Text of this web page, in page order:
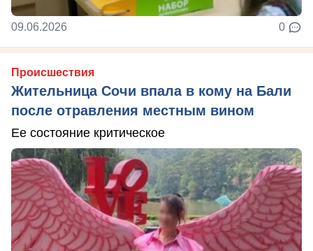
09.06.2026 0
Происшествия
Жительница Сочи впала в кому на Бали
после отравления местным вином
Ее состояние критическое